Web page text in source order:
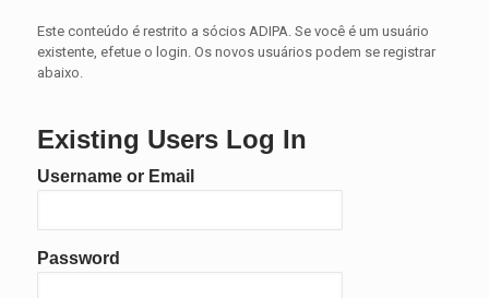
Este conteúdo é restrito a sócios ADIPA. Se você é um usuário
existente, efetue o login. Os novos usuários podem se registrar
abaixo.
Existing Users Log In
Username or Email
Password